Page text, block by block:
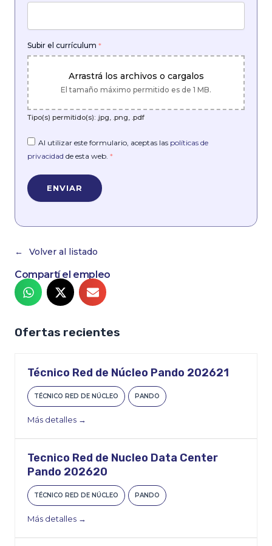
Subir el currículum *
Arrastrá los archivos o cargalos
El tamaño máximo permitido es de 1 MB.
Tipo(s) permitido(s): .jpg, .png, .pdf
Al utilizar este formulario, aceptas las políticas de
privacidad de esta web. *
Volver al listado
Compartí el empleo
Ofertas recientes
Técnico Red de Núcleo Pando 202621
TÉCNICO RED DE NÚCLEO PANDO
Más detalles
Tecnico Red de Nucleo Data Center
Pando 202620
TÉCNICO RED DE NÚCLEO PANDO
Más detalles